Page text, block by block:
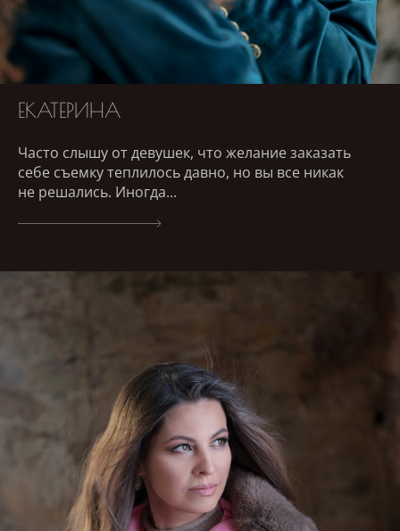
ЕКАТЕРИНА
Часто слышу от девушек, что желание заказать
себе съемку теплилось давно, но вы все никак
не решались. Иногда...